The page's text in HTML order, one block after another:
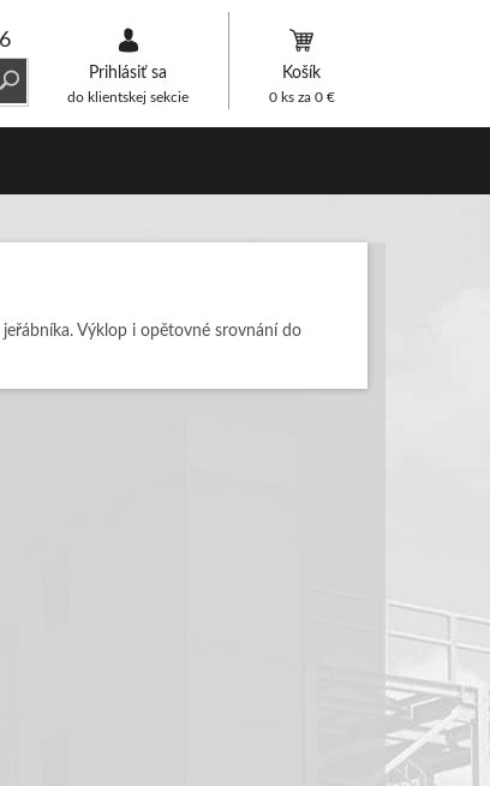
Prihlásiť sa
do klientskej sekcie
Košík
0 ks za 0 €
Výklop i opětovné srovnání do